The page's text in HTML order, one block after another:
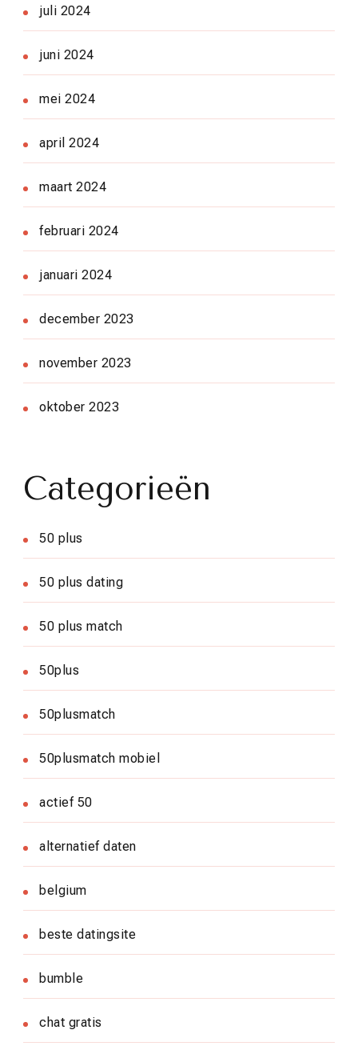
juli 2024
juni 2024
mei 2024
april 2024
maart 2024
februari 2024
januari 2024
december 2023
november 2023
oktober 2023
Categorieën
50 plus
50 plus dating
50 plus match
50plus
50plusmatch
50plusmatch mobiel
actief 50
alternatief daten
belgium
beste datingsite
bumble
chat gratis